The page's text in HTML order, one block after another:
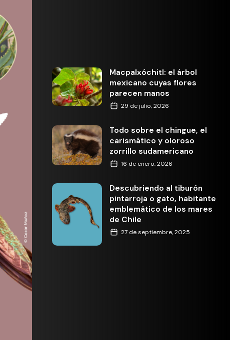
Macpalxóchitl: el árbol
mexicano cuyas flores
parecen manos
29 de julio, 2026
Todo sobre el chingue, el
carismático y oloroso
zorrillo sudamericano
16 de enero, 2026
Descubriendo al tiburón
pintarroja o gato, habitante
emblemático de los mares
de Chile
27 de septiembre, 2025